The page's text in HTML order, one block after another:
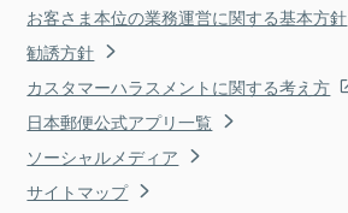
お客さま本位の業務運営に関する基本方針
勧誘方針
カスタマーハラスメントに関する考え方
日本郵便公式アプリ一覧
ソーシャルメディア
サイトマップ